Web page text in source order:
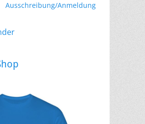
Ausschreibung/Anmeldung